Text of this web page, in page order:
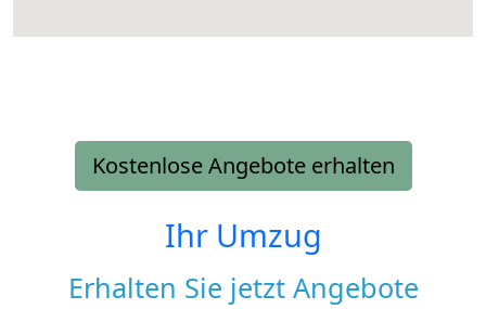
Kostenlose Angebote erhalten
Ihr Umzug
Erhalten Sie jetzt Angebote